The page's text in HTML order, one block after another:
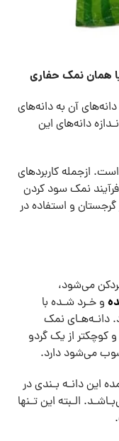
آن به دانه‌های
دانه‌های این
ازجمله کاربردهای
نمک سود کردن
و استفاده در
می‌شود،
و خـرد شـده با
شـود. دانـه‌هـای نمک
و کوچکتر از یک گردو
می‌شود دارد.
این دانـه بـندی در
الـبته این تـنها